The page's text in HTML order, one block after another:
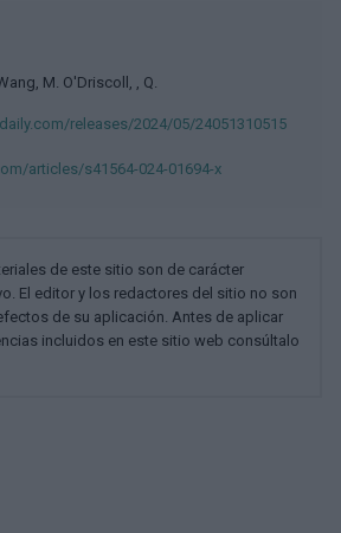
M. O'Driscoll, , Q.
releases/2024/05/24051310515
articles/s41564-024-01694-x
de este sitio son de carácter
El editor y los redactores del sitio no son
de su aplicación. Antes de aplicar
incluidos en este sitio web consúltalo